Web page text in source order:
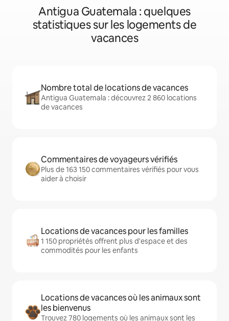
Antigua Guatemala : quelques
statistiques sur les logements de
vacances
Nombre total de locations de vacances
Antigua Guatemala : découvrez 2 860 locations
de vacances
Commentaires de voyageurs vérifiés
Plus de 163 150 commentaires vérifiés pour vous
aider à choisir
Locations de vacances pour les familles
1 150 propriétés offrent plus d'espace et des
commodités pour les enfants
Locations de vacances où les animaux sont
les bienvenus
Trouvez 780 logements où les animaux sont les